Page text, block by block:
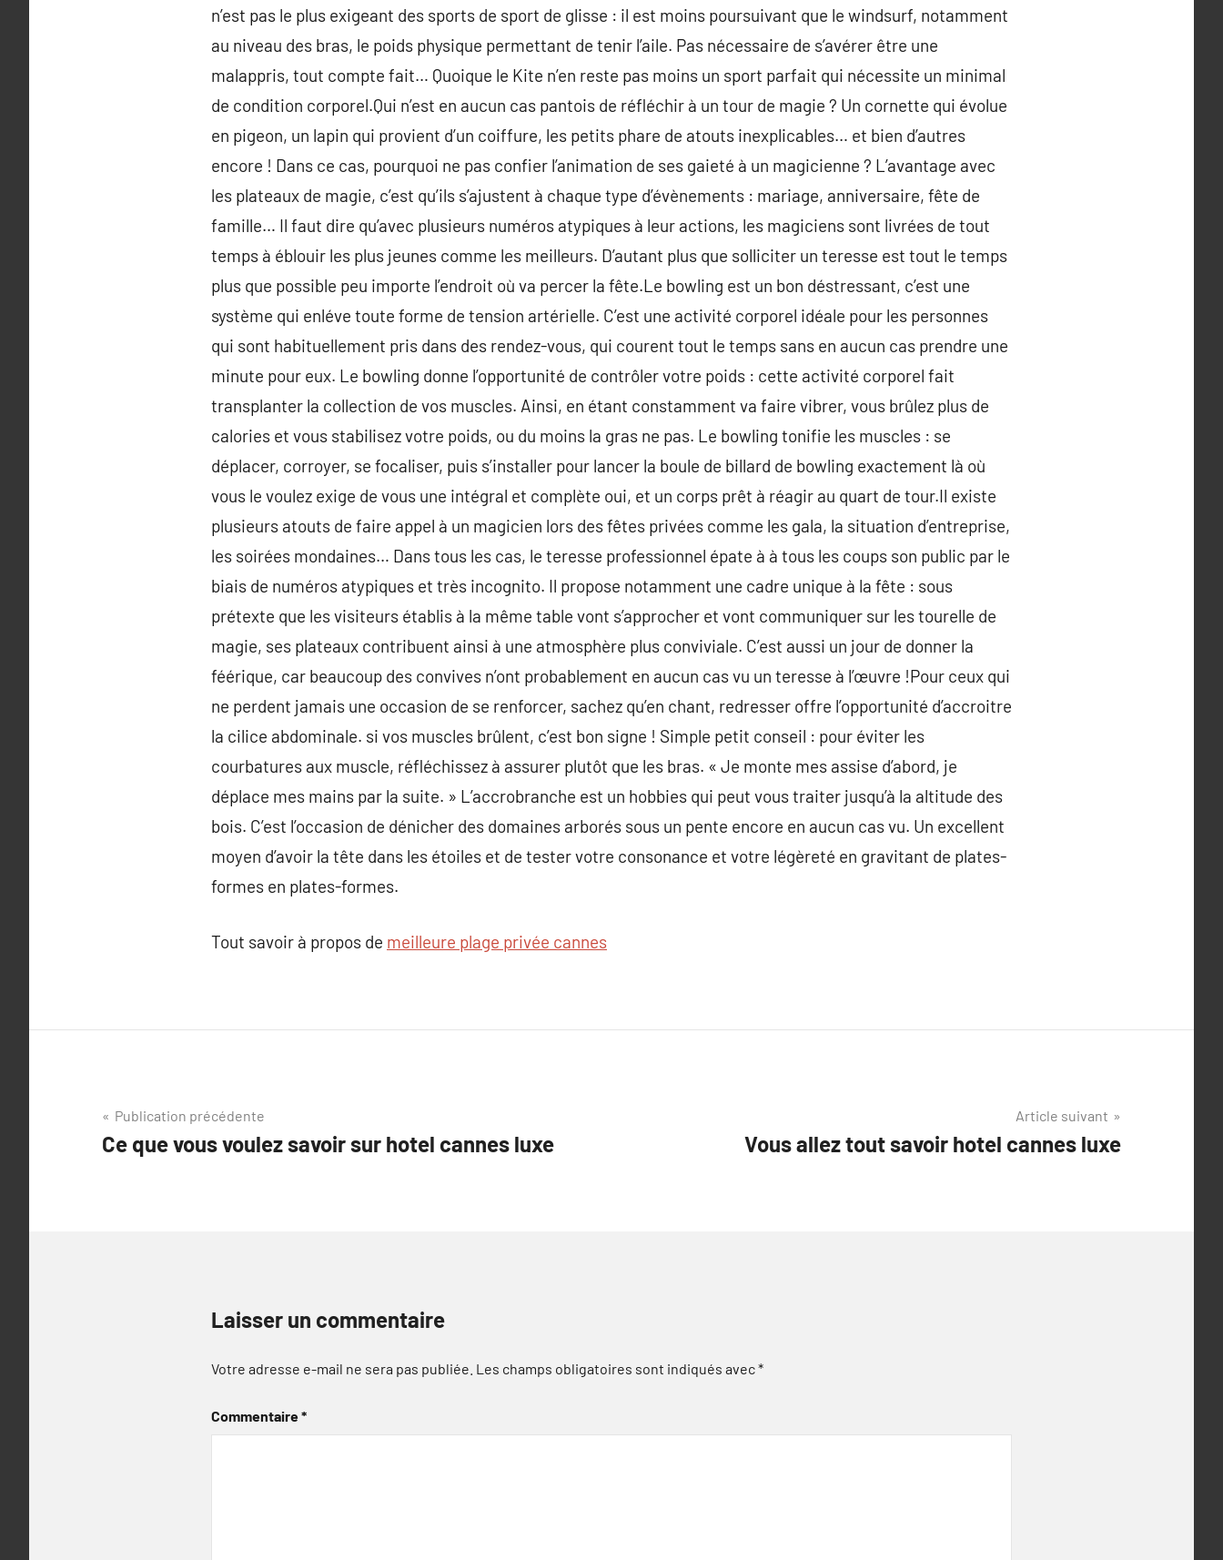
n’est pas le plus exigeant des sports de sport de glisse : il est moins poursuivant que le windsurf, notamment
au niveau des bras, le poids physique permettant de tenir l’aile. Pas nécessaire de s’avérer être une
malappris, tout compte fait… Quoique le Kite n’en reste pas moins un sport parfait qui nécessite un minimal
de condition corporel.Qui n’est en aucun cas pantois de réfléchir à un tour de magie ? Un cornette qui évolue
en pigeon, un lapin qui provient d’un coiffure, les petits phare de atouts inexplicables… et bien d’autres
encore ! Dans ce cas, pourquoi ne pas confier l’animation de ses gaieté à un magicienne ? L’avantage avec
les plateaux de magie, c’est qu’ils s’ajustent à chaque type d’évènements : mariage, anniversaire, fête de
famille… Il faut dire qu’avec plusieurs numéros atypiques à leur actions, les magiciens sont livrées de tout
temps à éblouir les plus jeunes comme les meilleurs. D’autant plus que solliciter un teresse est tout le temps
plus que possible peu importe l’endroit où va percer la fête.Le bowling est un bon déstressant, c’est une
système qui enléve toute forme de tension artérielle. C’est une activité corporel idéale pour les personnes
qui sont habituellement pris dans des rendez-vous, qui courent tout le temps sans en aucun cas prendre une
minute pour eux. Le bowling donne l’opportunité de contrôler votre poids : cette activité corporel fait
transplanter la collection de vos muscles. Ainsi, en étant constamment va faire vibrer, vous brûlez plus de
calories et vous stabilisez votre poids, ou du moins la gras ne pas. Le bowling tonifie les muscles : se
déplacer, corroyer, se focaliser, puis s’installer pour lancer la boule de billard de bowling exactement là où
vous le voulez exige de vous une intégral et complète oui, et un corps prêt à réagir au quart de tour.Il existe
plusieurs atouts de faire appel à un magicien lors des fêtes privées comme les gala, la situation d’entreprise,
les soirées mondaines… Dans tous les cas, le teresse professionnel épate à à tous les coups son public par le
biais de numéros atypiques et très incognito. Il propose notamment une cadre unique à la fête : sous
prétexte que les visiteurs établis à la même table vont s’approcher et vont communiquer sur les tourelle de
magie, ses plateaux contribuent ainsi à une atmosphère plus conviviale. C’est aussi un jour de donner la
féérique, car beaucoup des convives n’ont probablement en aucun cas vu un teresse à l’œuvre !Pour ceux qui
ne perdent jamais une occasion de se renforcer, sachez qu’en chant, redresser offre l’opportunité d’accroitre
la cilice abdominale. si vos muscles brûlent, c’est bon signe ! Simple petit conseil : pour éviter les
courbatures aux muscle, réfléchissez à assurer plutôt que les bras. « Je monte mes assise d’abord, je
déplace mes mains par la suite. » L’accrobranche est un hobbies qui peut vous traiter jusqu’à la altitude des
bois. C’est l’occasion de dénicher des domaines arborés sous un pente encore en aucun cas vu. Un excellent
moyen d’avoir la tête dans les étoiles et de tester votre consonance et votre légèreté en gravitant de plates-
formes en plates-formes.
Tout savoir à propos de meilleure plage privée cannes
Navigation
de
Publication précédente
Ce que vous voulez savoir sur hotel cannes luxe
Article suivant
Vous allez tout savoir hotel cannes luxe
Laisser un commentaire
Votre adresse e-mail ne sera pas publiée. Les champs obligatoires sont indiqués avec*
Commentaire*